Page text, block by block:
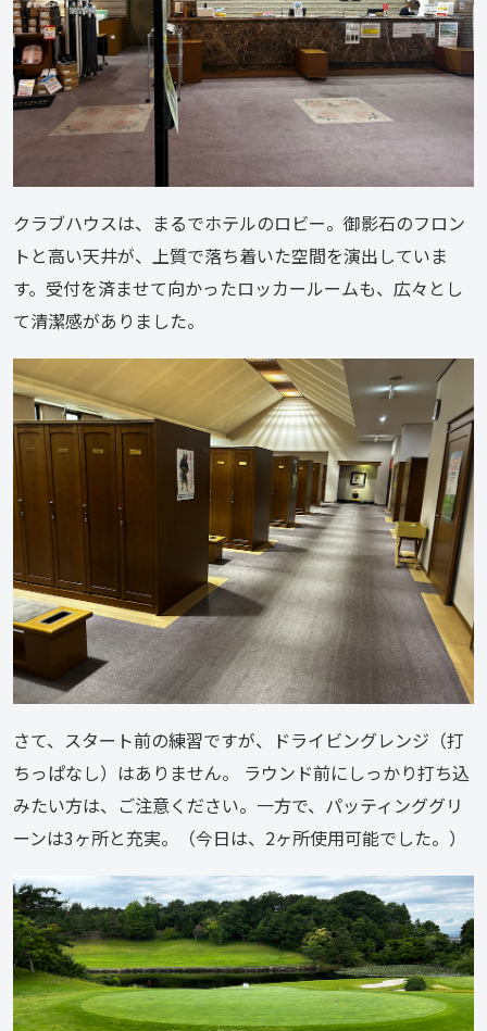
クラブハウスは、まるでホテルのロビー。御影石のフロン
トと高い天井が、上質で落ち着いた空間を演出していま
す。受付を済ませて向かったロッカールームも、広々とし
て清潔感がありました。
さて、スタート前の練習ですが、ドライビングレンジ（打
ちっぱなし）はありません。 ラウンド前にしっかり打ち込
みたい方は、ご注意ください。一方で、パッティンググリ
ーンは3ヶ所と充実。（今日は、2ヶ所使用可能でした。）